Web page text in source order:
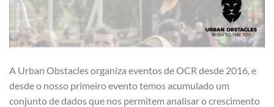
A Urban Obstacles organiza eventos de OCR desde 2016, e
desde o nosso primeiro evento temos acumulado um
conjunto de dados que nos permitem analisar o crescimento